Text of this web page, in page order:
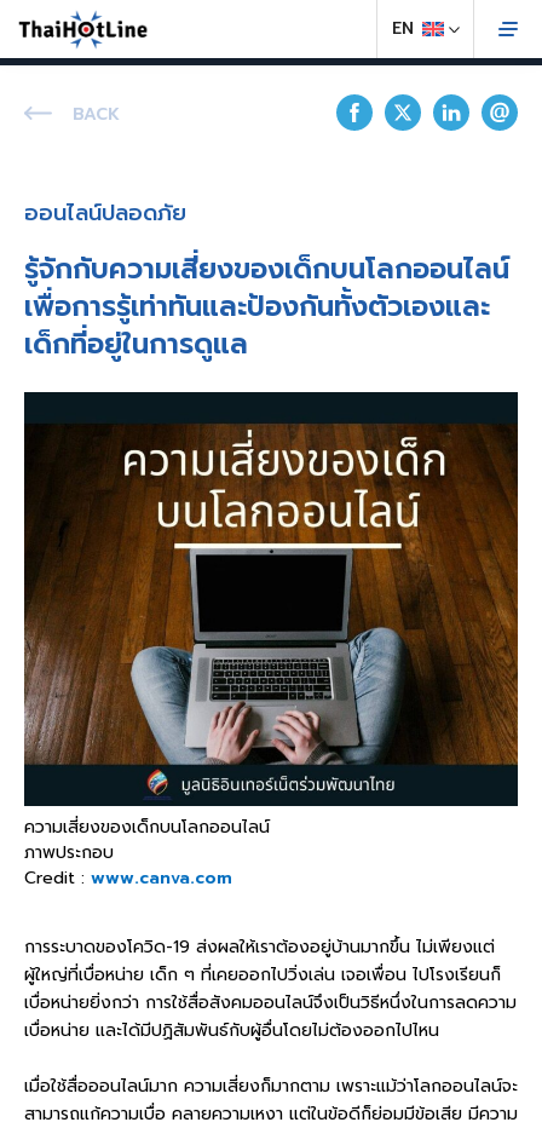
BACK
ออนไลน์ปลอดภัย
รู้จักกับความเสี่ยงของเด็กบนโลกออนไลน์
เพื่อการรู้เท่าทันและป้องกันทั้งตัวเองและ
เด็กที่อยู่ในการดูแล
ความเสี่ยงของเด็กบนโลกออนไลน์
ภาพประกอบ
Credit : www.canva.com
การระบาดของโควิด-19 ส่งผลให้เราต้องอยู่บ้านมากขึ้น ไม่เพียงแต่
ผู้ใหญ่ที่เบื่อหน่าย เด็ก ๆ ที่เคยออกไปวิ่งเล่น เจอเพื่อน ไปโรงเรียนก็
เบื่อหน่ายยิ่งกว่า การใช้สื่อสังคมออนไลน์จึงเป็นวิธีหนึ่งในการลดความ
เบื่อหน่าย และได้มีปฏิสัมพันธ์กับผู้อื่นโดยไม่ต้องออกไปไหน
เมื่อใช้สื่อออนไลน์มาก ความเสี่ยงก็มากตาม เพราะแม้ว่าโลกออนไลน์จะ
สามารถแก้ความเบื่อ คลายความเหงา แต่ในข้อดีก็ย่อมมีข้อเสีย มีความ